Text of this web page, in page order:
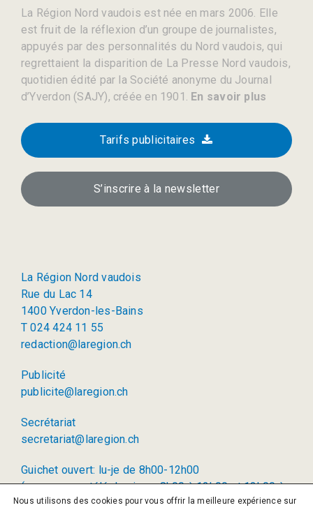
La Région Nord vaudois est née en mars 2006. Elle
est fruit de la réflexion d’un groupe de journalistes,
appuyés par des personnalités du Nord vaudois, qui
regrettaient la disparition de La Presse Nord vaudois,
quotidien édité par la Société anonyme du Journal
d’Yverdon (SAJY), créée en 1901. En savoir plus
Tarifs publicitaires
S’inscrire à la newsletter
La Région Nord vaudois
Rue du Lac 14
1400 Yverdon-les-Bains
T 024 424 11 55
redaction@laregion.ch
Publicité
publicite@laregion.ch
Secrétariat
secretariat@laregion.ch
Guichet ouvert: lu-je de 8h00-12h00
(permanence téléphonique: 8h00 à 12h00 et 13h00 à
17h00)
Nous utilisons des cookies pour vous offrir la meilleure expérience sur